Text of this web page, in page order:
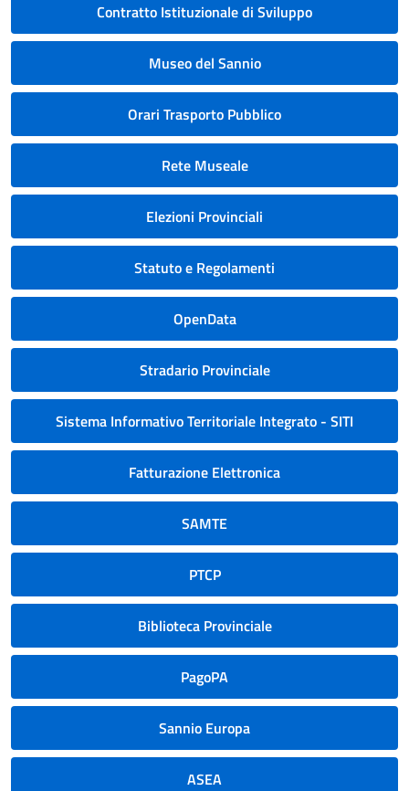
Contratto Istituzionale di Sviluppo
Museo del Sannio
Orari Trasporto Pubblico
Rete Museale
Elezioni Provinciali
Statuto e Regolamenti
OpenData
Stradario Provinciale
Sistema Informativo Territoriale Integrato - SITI
Fatturazione Elettronica
SAMTE
PTCP
Biblioteca Provinciale
PagoPA
Sannio Europa
ASEA